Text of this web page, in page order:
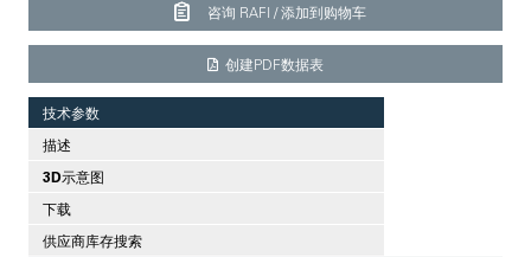
咨询 RAFI / 添加到购物车
创建PDF数据表
技术参数
描述
3D示意图
下载
供应商库存搜索